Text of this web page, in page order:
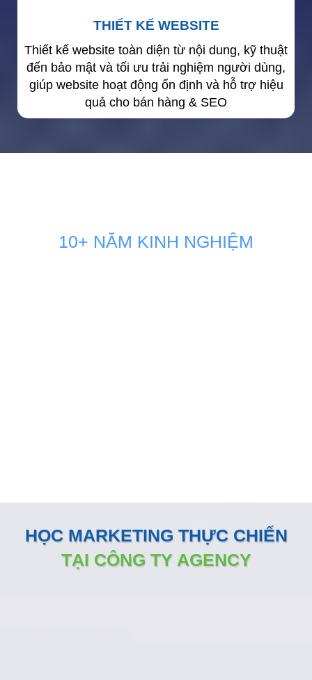
THIẾT KẾ WEBSITE
Thiết kế website toàn diện từ nội dung, kỹ thuật
đến bảo mật và tối ưu trải nghiệm người dùng,
giúp website hoạt động ổn định và hỗ trợ hiệu
quả cho bán hàng & SEO
10+ NĂM KINH NGHIỆM
HỌC MARKETING THỰC CHIẾN
TẠI CÔNG TY AGENCY